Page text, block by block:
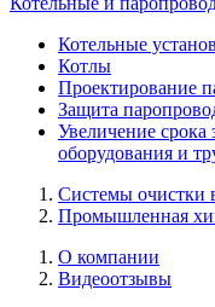
Котельные
Котлы
Проектирование
Защита
Увеличение срока
оборудования и
Системы очистки
Промышленная
О компании
Видеоотзывы